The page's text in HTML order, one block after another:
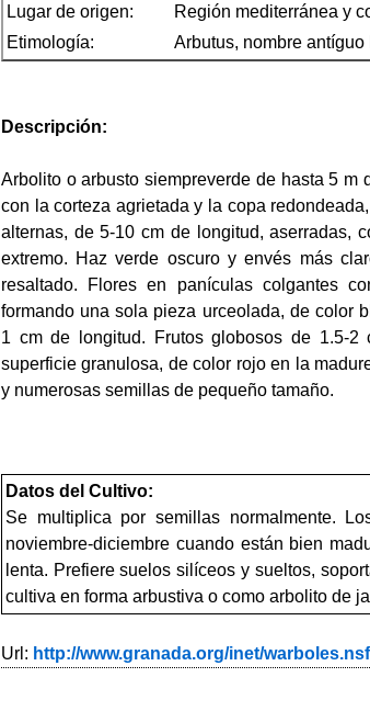
Lugar de origen:
Región mediterránea y
Etimología:
Arbutus, nombre
Descripción:
Arbolito o arbusto siempreverde de hasta 5 m
con la corteza agrietada y la copa
alternas, de 5-10 cm de longitud, aserradas,
extremo. Haz verde oscuro y envés más
resaltado. Flores en panículas colgantes
formando una sola pieza urceolada, de color
1 cm de longitud. Frutos globosos de 1.5-2
superficie granulosa, de color rojo en la
y numerosas semillas de pequeño tamaño.
Datos del Cultivo:
Se multiplica por semillas normalmente.
noviembre-diciembre cuando están bien
lenta. Prefiere suelos silíceos y sueltos,
cultiva en forma arbustiva o como arbolito de
Url: http://www.granada.org/inet/